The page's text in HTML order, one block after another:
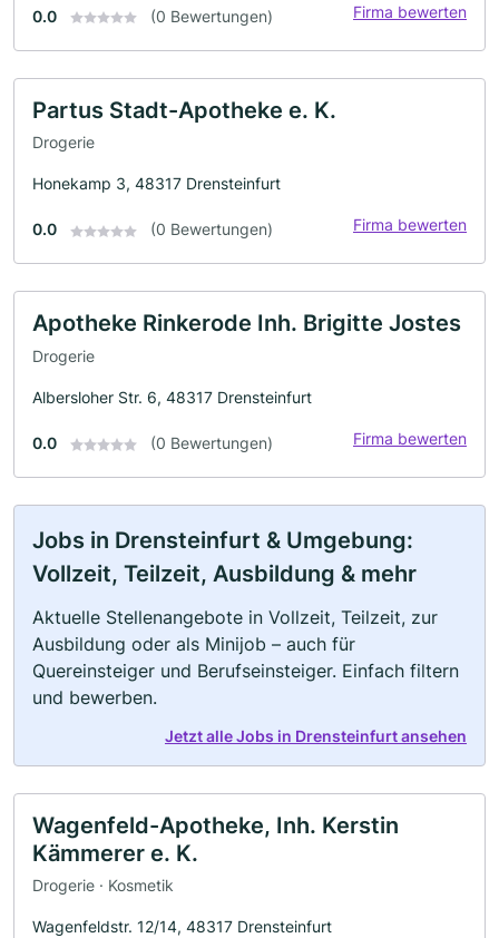
0.0 (0 Bewertungen) Firma bewerten
Partus Stadt-Apotheke e. K.
Drogerie
Honekamp 3, 48317 Drensteinfurt
0.0 (0 Bewertungen) Firma bewerten
Apotheke Rinkerode Inh. Brigitte Jostes
Drogerie
Albersloher Str. 6, 48317 Drensteinfurt
0.0 (0 Bewertungen) Firma bewerten
Jobs in Drensteinfurt & Umgebung:
Vollzeit, Teilzeit, Ausbildung & mehr
Aktuelle Stellenangebote in Vollzeit, Teilzeit, zur
Ausbildung oder als Minijob – auch für
Quereinsteiger und Berufseinsteiger. Einfach filtern
und bewerben.
Jetzt alle Jobs in Drensteinfurt ansehen
Wagenfeld-Apotheke, Inh. Kerstin
Kämmerer e. K.
Drogerie · Kosmetik
Wagenfeldstr. 12/14, 48317 Drensteinfurt